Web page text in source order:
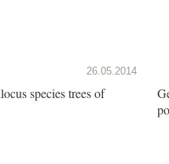
26.05.2014
species trees of